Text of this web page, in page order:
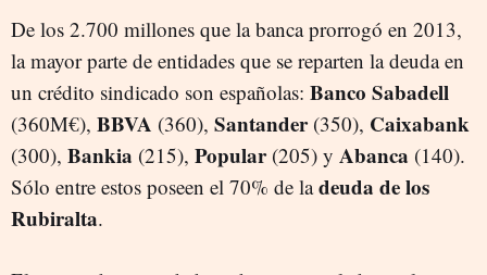
De los 2.700 millones que la banca prorrogó en 2013,
la mayor parte de entidades que se reparten la deuda en
un crédito sindicado son españolas: Banco Sabadell
(360M€), BBVA (360), Santander(350), Caixabank
(300), Bankia (215), Popular(205) y Abanca (140).
Sólo entre estos poseen el 70% de ladeuda de los
Rubiralta.